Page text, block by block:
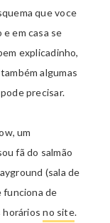
que voce
em casa se
explicadinho,
algumas
precisar.
um
fã do salmão
(sala de
de
horáriosno site.